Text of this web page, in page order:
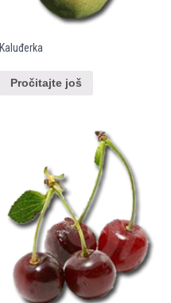
Kaluđerka
Pročitajte još